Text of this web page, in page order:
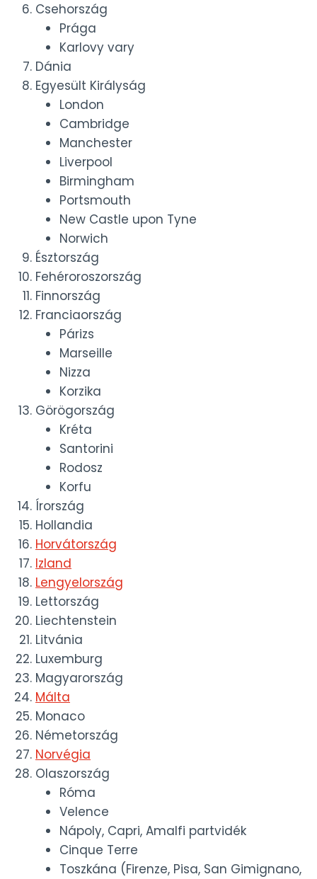
Csehország
Prága
Karlovy vary
Dánia
Egyesült Királyság
London
Cambridge
Manchester
Liverpool
Birmingham
Portsmouth
New Castle upon Tyne
Norwich
Észtország
Fehéroroszország
Finnország
Franciaország
Párizs
Marseille
Nizza
Korzika
Görögország
Kréta
Santorini
Rodosz
Korfu
Írország
Hollandia
Horvátország
Izland
Lengyelország
Lettország
Liechtenstein
Litvánia
Luxemburg
Magyarország
Málta
Monaco
Németország
Norvégia
Olaszország
Róma
Velence
Nápoly, Capri, Amalfi partvidék
Cinque Terre
Toszkána (Firenze, Pisa, San Gimignano,